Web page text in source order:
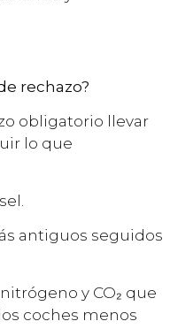
rechazo?
obligatorio llevar
lo que
antiguos seguidos
y CO₂ que
coches menos